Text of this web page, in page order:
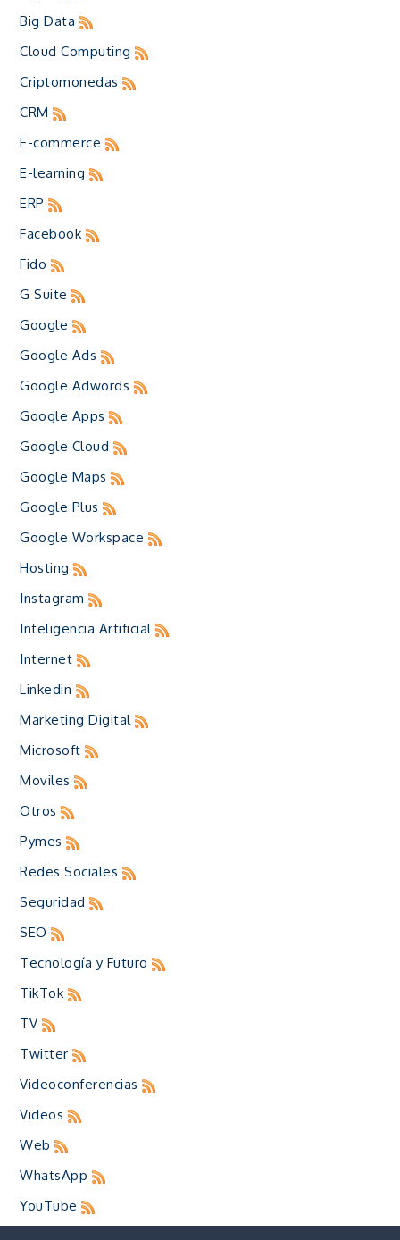
Big Data
Cloud Computing
Criptomonedas
CRM
E-commerce
E-learning
ERP
Facebook
Fido
G Suite
Google
Google Ads
Google Adwords
Google Apps
Google Cloud
Google Maps
Google Plus
Google Workspace
Hosting
Instagram
Inteligencia Artificial
Internet
Linkedin
Marketing Digital
Microsoft
Moviles
Otros
Pymes
Redes Sociales
Seguridad
SEO
Tecnología y Futuro
TikTok
TV
Twitter
Videoconferencias
Videos
Web
WhatsApp
YouTube